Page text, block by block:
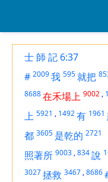
士 師 記 6:37
# 2009我 595就把
8688在禾場上 9002 ,
上 5921 , 1492有 1961
都 3605 是乾的 2721
照著所 9003 ,834說
3027拯救 3467 ,8686